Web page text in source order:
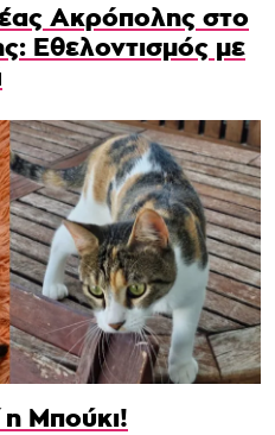
Ακρόπολης στο
Εθελοντισμός με
Μπούκι!